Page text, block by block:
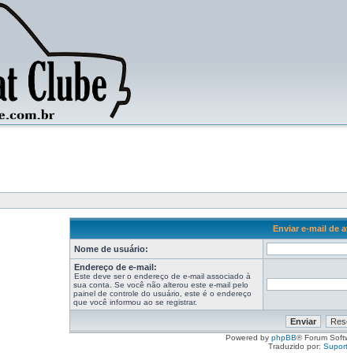
Enviar e-mail de
Nome de usuário:
Endereço de e-mail:
Este deve ser o endereço de e-mail associado à
sua conta. Se você não alterou este e-mail pelo
painel de controle do usuário, este é o endereço
que você informou ao se registrar.
Powered by phpBB® Forum
Traduzido por: